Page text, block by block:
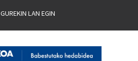
GUREKIN LAN EGIN